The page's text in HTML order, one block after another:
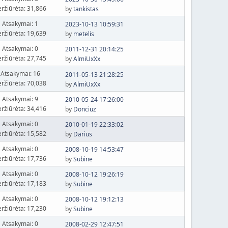
31,866
bytankistas
Atsakymai: 1
19,639
2023-10-13 10:59:31
by metelis
Atsakymai: 0
27,745
2011-12-31 20:14:25
byAlmiUxXx
Atsakymai: 16
70,038
2011-05-13 21:28:25
byAlmiUxXx
Atsakymai: 9
34,416
2010-05-24 17:26:00
by Donciuz
Atsakymai: 0
15,582
2010-01-19 22:33:02
by Darius
Atsakymai: 0
17,736
2008-10-19 14:53:47
bySubine
Atsakymai: 0
17,183
2008-10-12 19:26:19
bySubine
Atsakymai: 0
17,230
2008-10-12 19:12:13
bySubine
Atsakymai: 0
2008-02-29 12:47:51